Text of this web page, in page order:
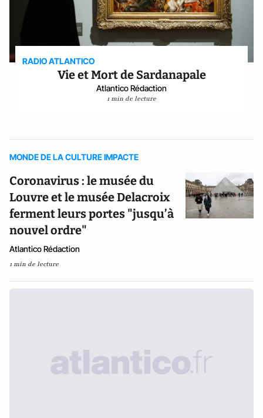
RADIO ATLANTICO
Vie et Mort de Sardanapale
Atlantico Rédaction
1 min de lecture
MONDE DE LA CULTURE IMPACTE
Coronavirus : le musée du
Louvre et le musée Delacroix
ferment leurs portes "jusqu’à
nouvel ordre"
Atlantico Rédaction
1 min de lecture